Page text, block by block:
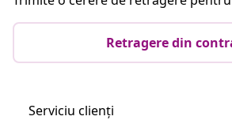
Retragere din
Serviciu clienți